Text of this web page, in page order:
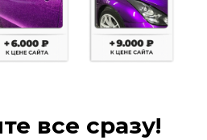
все сразу!